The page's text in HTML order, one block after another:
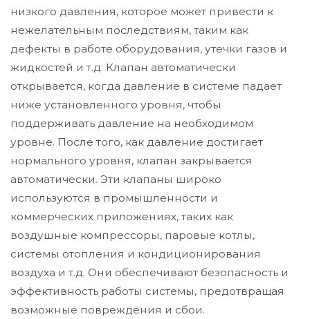
низкого давления, которое может привести к
нежелательным последствиям, таким как
дефекты в работе оборудования, утечки газов и
жидкостей и т.д. Клапан автоматически
открывается, когда давление в системе падает
ниже установленного уровня, чтобы
поддерживать давление на необходимом
уровне. После того, как давление достигает
нормального уровня, клапан закрывается
автоматически. Эти клапаны широко
используются в промышленности и
коммерческих приложениях, таких как
воздушные компрессоры, паровые котлы,
системы отопления и кондиционирования
воздуха и т.д. Они обеспечивают безопасность и
эффективность работы системы, предотвращая
возможные повреждения и сбои.